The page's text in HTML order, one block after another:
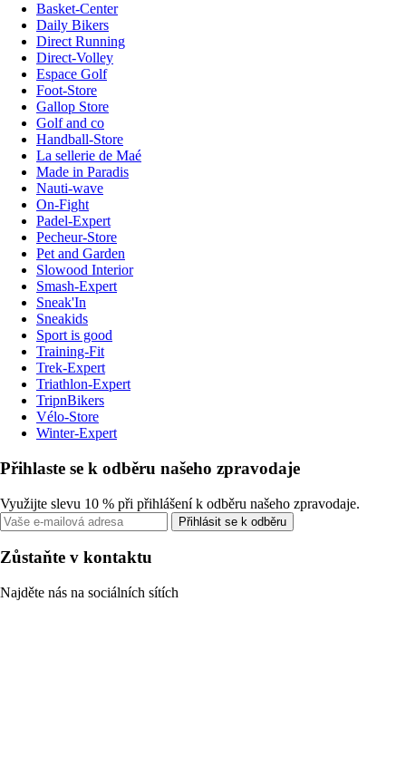
Basket-Center
Daily Bikers
Direct Running
Direct-Volley
Espace Golf
Foot-Store
Gallop Store
Golf and co
Handball-Store
La sellerie de Maé
Made in Paradis
Nauti-wave
On-Fight
Padel-Expert
Pecheur-Store
Pet and Garden
Slowood Interior
Smash-Expert
Sneak'In
Sneakids
Sport is good
Training-Fit
Trek-Expert
Triathlon-Expert
TripnBikers
Vélo-Store
Winter-Expert
Přihlaste se k odběru našeho zpravodaje
Využijte slevu 10 % při přihlášení k odběru našeho zpravodaje.
Přihlásit se k odběru
Zůstaňte v kontaktu
Najděte nás na sociálních sítích